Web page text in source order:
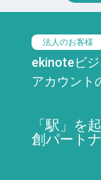
法人のお客様
ekinoteビジ
アカウント
「駅」を
創パート